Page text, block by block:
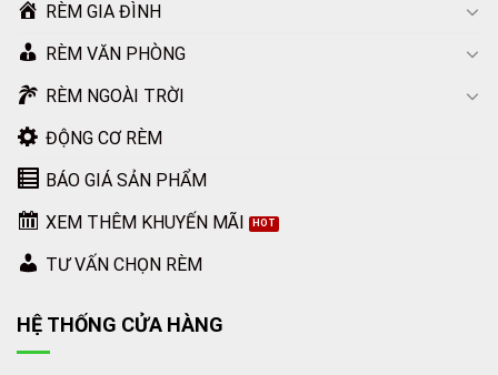
RÈM GIA ĐÌNH
RÈM VĂN PHÒNG
RÈM NGOÀI TRỜI
ĐỘNG CƠ RÈM
BÁO GIÁ SẢN PHẨM
XEM THÊM KHUYẾN MÃI
TƯ VẤN CHỌN RÈM
HỆ THỐNG CỬA HÀNG